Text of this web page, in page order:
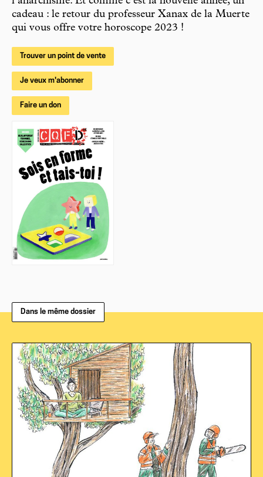
cadeau : le retour du professeur Xanax de la Muerte
qui vous offre votre horoscope 2023 !
Trouver un point de vente
Je veux m'abonner
Faire un don
Dans le même dossier